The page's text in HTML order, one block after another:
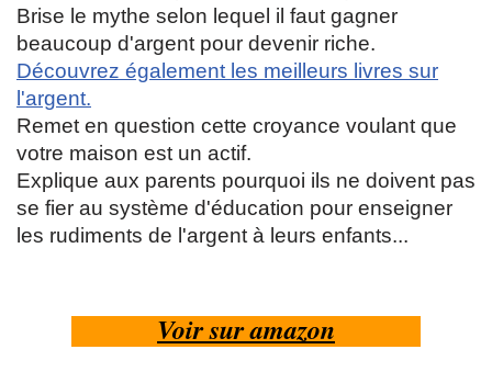
Brise le mythe selon lequel il faut gagner
beaucoup d'argent pour devenir riche.
Découvrez également les meilleurs livres sur
l'argent.
Remet en question cette croyance voulant que
votre maison est un actif.
Explique aux parents pourquoi ils ne doivent pas
se fier au système d'éducation pour enseigner
les rudiments de l'argent à leurs enfants...
Voir sur amazon